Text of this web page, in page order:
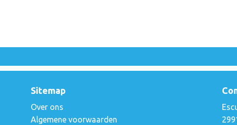
Sitemap
Over ons
Algemene voorwaarden